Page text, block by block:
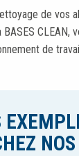
de vos
CLEAN,
de